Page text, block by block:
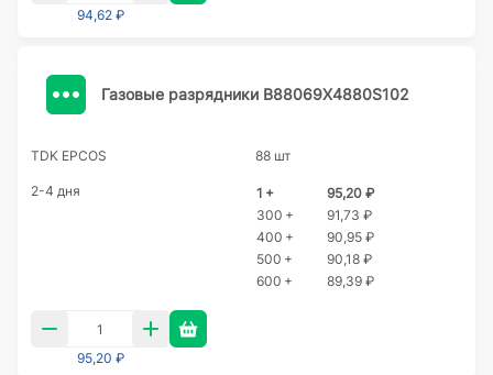
94,62 ₽
Газовые разрядники B88069X4880S102
TDK EPCOS 88 шт
2-4 дня 1 +
95,20 ₽
300 +
91,73 ₽
400 +
90,95 ₽
500 +
90,18 ₽
600 +
89,39 ₽
95,20 ₽